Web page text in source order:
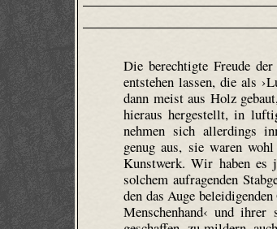
Die berechtigte Freude
entstehen lassen, die als
dann meist aus Holz
hieraus hergestellt, in
nehmen sich allerdings
genug aus, sie waren
Kunstwerk. Wir haben es
solchem aufragenden
den das Auge
Menschenhand‹ und